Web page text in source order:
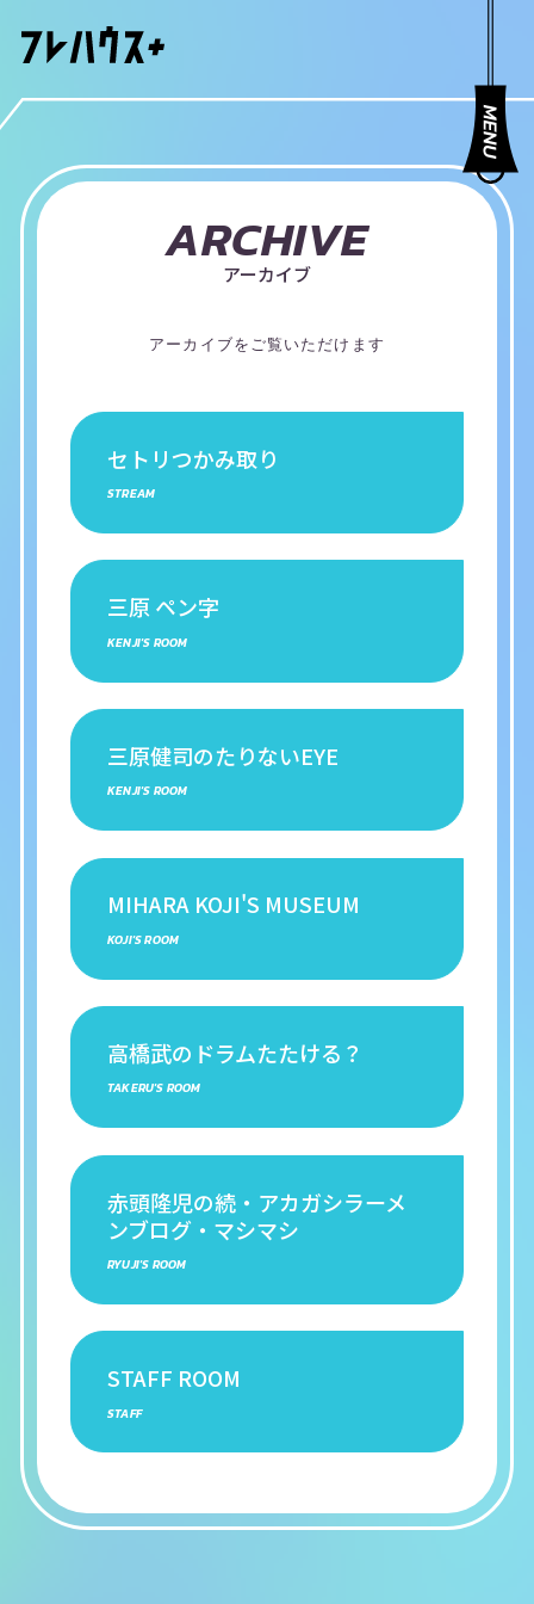
ARCHIVE
アーカイブ
アーカイブをご覧いただけます
セトリつかみ取り
STREAM
三原 ペン字
KENJI'S ROOM
三原健司のたりないEYE
KENJI'S ROOM
MIHARA KOJI'S MUSEUM
KOJI'S ROOM
高橋武のドラムたたける？
TAKERU'S ROOM
赤頭隆児の続・アカガシラーメ
ンブログ・マシマシ
RYUJI'S ROOM
STAFF ROOM
STAFF